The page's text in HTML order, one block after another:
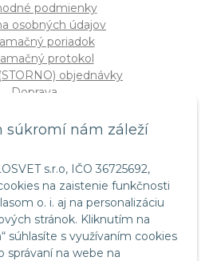
súkromí nám záleží
s.r.o, IČO 36725692,
na zaistenie funkčnosti
o. i. aj na personalizáciu
stránok. Kliknutím na
súhlasíte s využívaním cookies
správaní na webe na
podmienky
osobných údajov
poriadok
protokol
objednávky
Doprava
"Vianoce 2025"
a služby
a elektrobicyklov
Bike Fit
Velosvet
Velosvet